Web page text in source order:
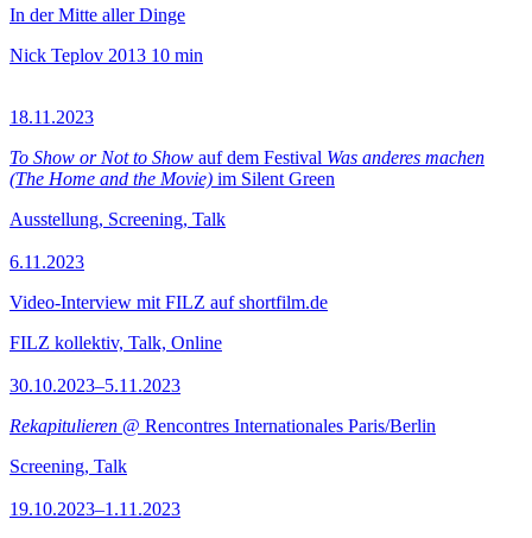
In der Mitte aller Dinge
Nick Teplov 2013 10 min
18.11.2023
To Show or Not to Show auf dem Festival Was anderes machen
(The Home and the Movie) im Silent Green
Ausstellung, Screening, Talk
6.11.2023
Video-Interview mit FILZ auf shortfilm.de
FILZ kollektiv, Talk, Online
30.10.2023–5.11.2023
Rekapitulieren @ Rencontres Internationales Paris/Berlin
Screening, Talk
19.10.2023–1.11.2023